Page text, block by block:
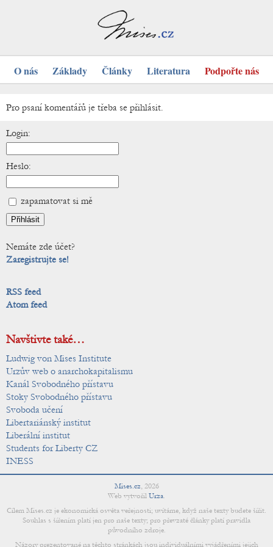
O nás Základy Články Literatura Podpořte nás
Pro psaní komentářů je třeba se přihlásit.
Login:
Heslo:
zapamatovat si mě
Nemáte zde účet?
Zaregistrujte se!
RSS feed
Atom feed
Navštivte také…
Ludwig von Mises Institute
Urzův web o anarchokapitalismu
Kanál Svobodného přístavu
Stoky Svobodného přístavu
Svoboda učení
Libertariánský institut
Liberální institut
Students for Liberty CZ
INESS
Mises.cz, 2026
Web vytvořil Urza.
Cílem Mises.cz je ekonomická osvěta veřejnosti; uvítáme, když naše texty budete šířit.
Souhlas s šířením platí jen pro naše texty; pro převzaté články platí pravidla
původního zdroje.
Názory prezentované na těchto stránkách jsou individuálními vyjádřeními jejich